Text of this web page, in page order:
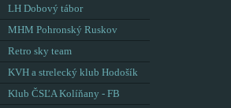
LH Dobový tábor
MHM Pohronský Ruskov
Retro sky team
KVH a strelecký klub Hodošík
Klub ČSĽA Kolíňany - FB